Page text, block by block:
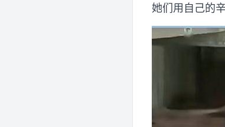
她们用自己的